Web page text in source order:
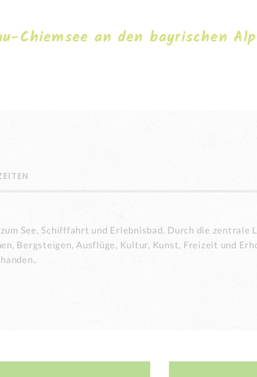
Chiemsee an den bayrischen
See, Schifffahrt und Erlebnisbad. Durch die zentrale
Bergsteigen, Ausflüge, Kultur, Kunst, Freizeit und